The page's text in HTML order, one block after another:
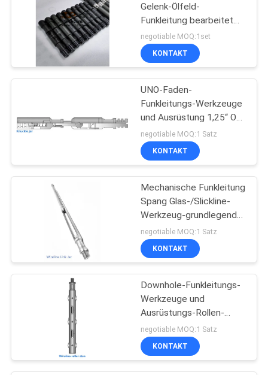
NACHRICHTEN
SITEMAP
PRIVACY
POLICY
Gelenk-Ölfeld-
Funkleitung bearbeitet
1,5" QLS-Verbindung
negotiable MOQ:1set
KONTAKT
UNO-Faden-
Funkleitungs-Werkzeuge
und Ausrüstung 1,25“ Od-
Downhole-legierter
Stahl-Funkleitungs-
Knöchel-Glas
negotiable MOQ:1 Satz
KONTAKT
Mechanische Funkleitung
Spang Glas-/Slickline-
Werkzeug-grundlegende
Funkleitungs-Werkzeuge
negotiable MOQ:1 Satz
KONTAKT
Downhole-Funkleitungs-
Werkzeuge und
Ausrüstungs-Rollen-
Stamm-Funkleitungs-
Senkblei-Stangen-
Funkleitungs-Stamm
negotiable MOQ:1 Satz
KONTAKT